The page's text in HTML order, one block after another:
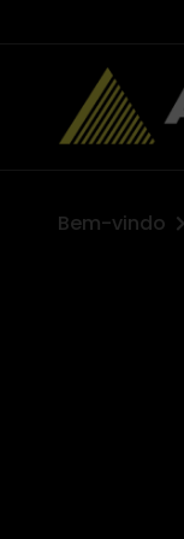
Bem-vindo